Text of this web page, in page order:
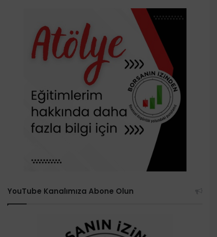
YouTube Kanalımıza Abone Olun